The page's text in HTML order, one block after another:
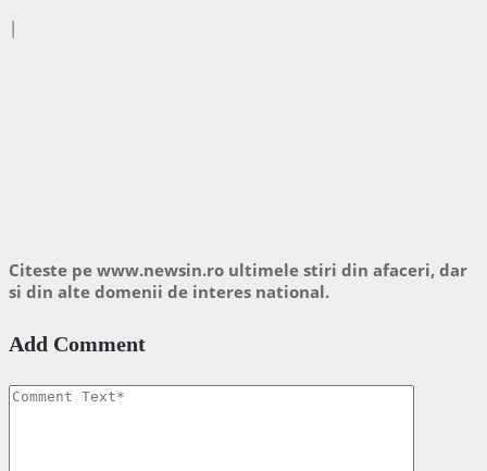
|
Citeste pe www.newsin.ro ultimele stiri din afaceri, dar
si din alte domenii de interes national.
Add Comment